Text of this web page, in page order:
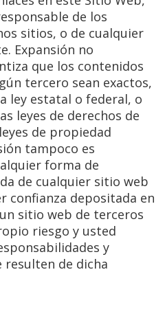
de los
sitios, o de cualquier
Expansión no
que los contenidos
tercero sean exactos,
ley estatal o federal, o
leyes de derechos de
de propiedad
tampoco es
forma de
de cualquier sitio web
confianza depositada en
sitio web de terceros
riesgo y usted
y
resulten de dicha